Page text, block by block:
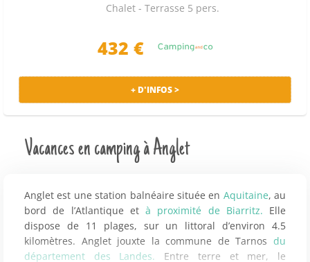
Chalet - Terrasse 5 pers.
432 €
+ D'INFOS >
Vacances en camping à Anglet
Anglet est une station balnéaire située en Aquitaine, au
bord de l’Atlantique et à proximité de Biarritz. Elle
dispose de 11 plages, sur un littoral d’environ 4.5
kilomètres. Anglet jouxte la commune de Tarnos du
département des Landes. Entre terre et mer, le